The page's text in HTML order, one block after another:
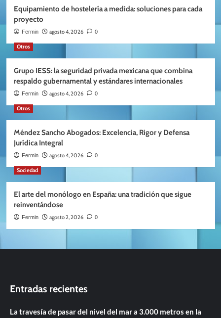
Equipamiento de hostelería a medida: soluciones para cada
proyecto
Fermin agosto 4, 2026 0
Otros
Grupo IESS: la seguridad privada mexicana que combina
respaldo gubernamental y estándares internacionales
Fermin agosto 4, 2026 0
Otros
Méndez Sancho Abogados: Excelencia, Rigor y Defensa
Jurídica Integral
Fermin agosto 4, 2026 0
Sociedad
El arte del monólogo en España: una tradición que sigue
reinventándose
Fermin agosto 2, 2026 0
Entradas recientes
La travesía de pasar del nivel del mar a 3.000 metros en la